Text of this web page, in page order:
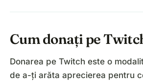
Cum donați pe
Donarea pe Twitch este o
de a-ți arăta aprecierea pentru